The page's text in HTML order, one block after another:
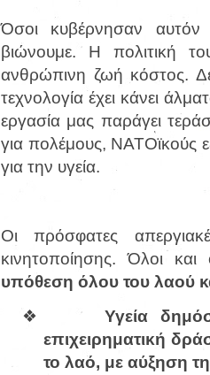
Όσοι κυβέρνησαν
βιώνουμε. Η πολιτική
ανθρώπινη ζωή κόστος.
τεχνολογία έχει κάνει
εργασία μας παράγει
για πολέμους, ΝΑΤΟϊκούς
για την υγεία.
Οι πρόσφατες
κινητοποίησης. Όλοι
υπόθεση όλου του λαού
❖
Υγεία
επιχειρηματική
το λαό, με αύξηση